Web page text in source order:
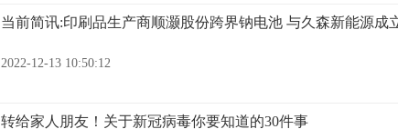
当前简讯:印刷品生产商顺灏股份跨界钠电池 与久森新能源成
2022-12-13 10:50:12
转给家人朋友！关于新冠病毒你要知道的30件事